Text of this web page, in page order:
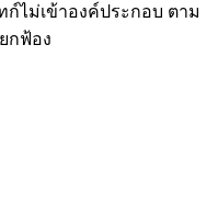
ก์ไม่เข้าองค์ประกอบ ตาม
กฟ้อง